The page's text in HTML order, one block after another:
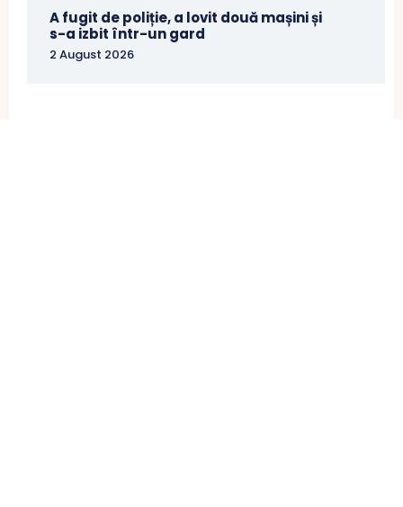
A fugit de poliție, a lovit două mașini și
s-a izbit într-un gard
2 August 2026